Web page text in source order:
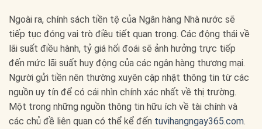
Ngoài ra, chính sách tiền tệ của Ngân hàng Nhà nước sẽ
tiếp tục đóng vai trò điều tiết quan trọng. Các động thái về
lãi suất điều hành, tỷ giá hối đoái sẽ ảnh hưởng trực tiếp
đến mức lãi suất huy động của các ngân hàng thương mại.
Người gửi tiền nên thường xuyên cập nhật thông tin từ các
nguồn uy tín để có cái nhìn chính xác nhất về thị trường.
Một trong những nguồn thông tin hữu ích về tài chính và
các chủ đề liên quan có thể kể đến tuvihangngay365.com.